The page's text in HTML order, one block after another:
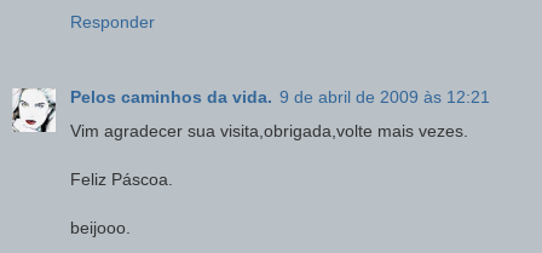
Responder
Pelos caminhos da vida. 9 de abril de 2009 às 12:21
Vim agradecer sua visita,obrigada,volte mais vezes.
Feliz Páscoa.
beijooo.